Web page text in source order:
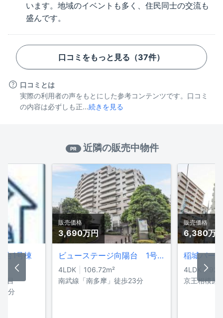
います。地域のイベントも多く、住民同士の交流も
盛んです。
口コミをもっと見る（37件）
口コミとは
実際の利用者の声をもとにした参考コンテンツです。口コミ
の内容は必ずしも正...続きを見る
PR 近隣の販売中物件
台1号棟
目
分
販売価格
3,690万円
ビューステージ向陽台 1号棟
4LDK 106.72m²
南武線「南多摩」徒歩23分
販売価格
6,380万
稲城パー
4LDK
京王相模原